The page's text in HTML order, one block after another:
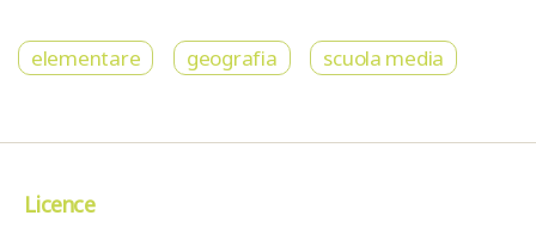
elementare geografia scuola media
Licence